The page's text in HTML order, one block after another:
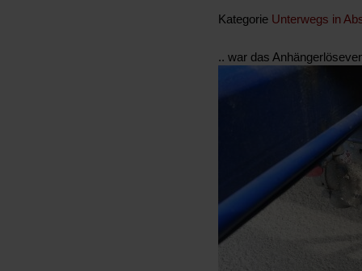
Kategorie Unterwegs in
.. war das